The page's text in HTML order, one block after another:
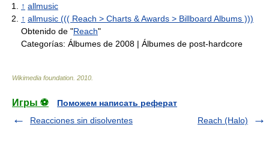
↑ allmusic
↑ allmusic ((( Reach > Charts & Awards > Billboard Albums )))
Obtenido de "Reach"
Categorías: Álbumes de 2008 | Álbumes de post-hardcore
Wikimedia foundation 2010
Игры ⚽
Поможем написать реферат
Reacciones sin disolventes
Reach (Halo)